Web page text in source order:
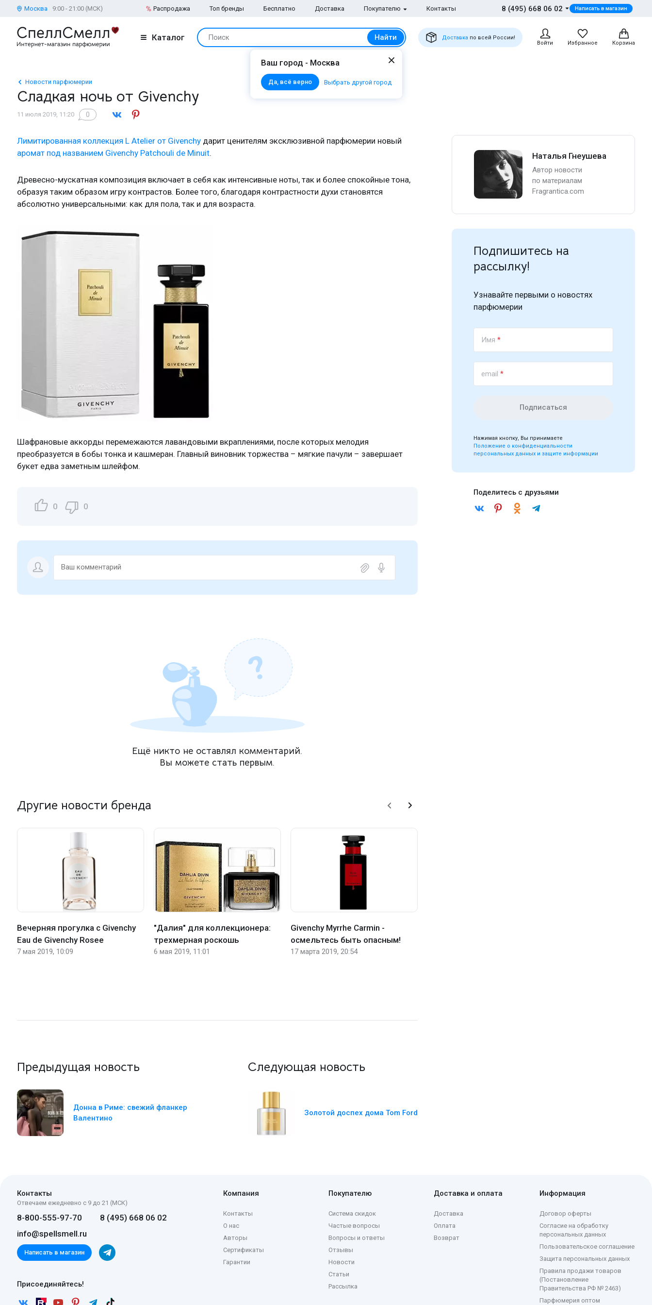
Москва 9:00 - 21:00 (МСК) Распродажа Топ бренды Бесплатно Доставка Покупателю Контакты 8 (495) 668 06 02 Написать в магазин
Каталог Поиск Найти Доставка по всей России!
Войти
Избранное Корзина
Ваш город - Москва
Да, всё верно Выбрать другой город
Новости парфюмерии
Сладкая ночь от Givenchy
11 июля 2019, 11:20 0
Лимитированная коллекция L Atelier от Givenchy дарит ценителям эксклюзивной парфюмерии новый
аромат под названием Givenchy Patchouli de Minuit.
Древесно-мускатная композиция включает в себя как интенсивные ноты, так и более спокойные тона,
образуя таким образом игру контрастов. Более того, благодаря контрастности духи становятся
абсолютно универсальными: как для пола, так и для возраста.
Шафрановые аккорды перемежаются лавандовыми вкраплениями, после которых мелодия
преобразуется в бобы тонка и кашмеран. Главный виновник торжества – мягкие пачули – завершает
букет едва заметным шлейфом.
0 0
Ещё никто не оставлял комментарий.
Вы можете стать первым.
Другие новости бренда
Вечерняя прогулка с Givenchy
Eau de Givenchy Rosee
7 мая 2019, 10:09
"Далия" для коллекционера:
трехмерная роскошь
6 мая 2019, 11:01
Givenchy Myrrhe Carmin -
осмельтесь быть опасным!
17 марта 2019, 20:54
Предыдущая новость
Донна в Риме: свежий фланкер
Валентино
Следующая новость
Золотой доспех дома Tom Ford
Наталья Гнеушева
Автор новости
по материалам
Fragrantica.com
Подпишитесь на
рассылку!
Узнавайте первыми о новостях
парфюмерии
Имя *
email *
Подписаться
Нажимая кнопку, Вы принимаете
Положение о конфиденциальности
персональных данных и защите информации
Поделитесь с друзьями
Контакты
Отвечаем ежедневно с 9 до 21 (МСК)
8-800-555-97-70
8 (495) 668 06 02
info@spellsmell.ru
Написать в магазин
Присоединяйтесь!
Компания
Контакты
О нас
Авторы
Сертификаты
Гарантии
Покупателю
Система скидок
Частые вопросы
Вопросы и ответы
Отзывы
Новости
Статьи
Рассылка
Доставка и оплата
Доставка
Оплата
Возврат
Информация
Договор оферты
Согласие на обработку
персональных данных
Пользовательское соглашение
Защита персональных данных
Правила продажи товаров
(Постановление
Правительства РФ № 2463)
Парфюмерия оптом